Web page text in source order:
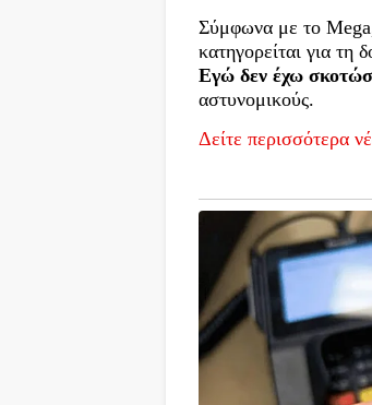
Σύμφωνα με το Mega,
κατηγορείται για τη
Εγώ δεν έχω
αστυνομικούς.
Δείτε περισσότερα